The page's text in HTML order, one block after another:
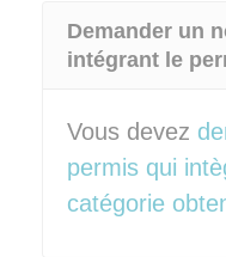
Demander un
intégrant le
Vous devez
permis qui
catégorie